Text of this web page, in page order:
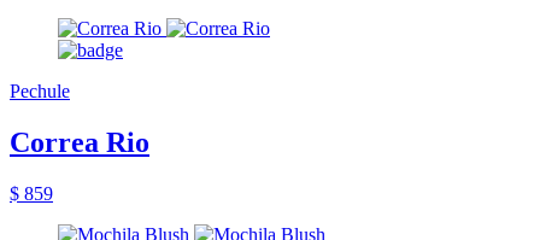
Pechule
Correa Rio
$ 859